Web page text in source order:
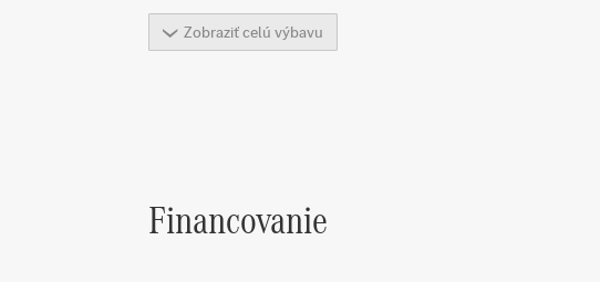
Zobraziť celú výbavu
Financovanie